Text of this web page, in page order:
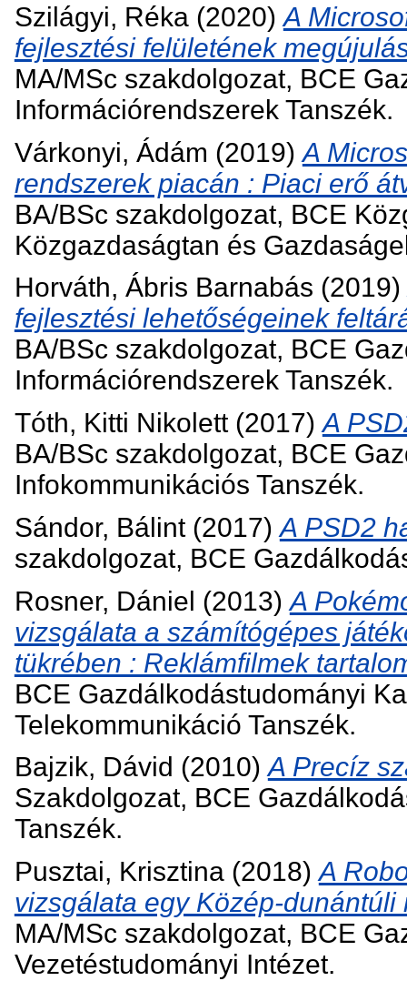
Szilágyi, Réka(2020)A
fejlesztési felületének
MA/MSc szakdolgozat, BCE
Információrendszerek Tanszék.
Várkonyi, Ádám (2019) A
rendszerek piacán : Piaci erő
BA/BSc szakdolgozat, BCE
Közgazdaságtan és
Horváth, Ábris Barnabás (2019)
fejlesztési lehetőségeinek
BA/BSc szakdolgozat, BCE
Információrendszerek Tanszék.
Tóth, Kitti Nikolett(2017)A
BA/BSc szakdolgozat, BCE
Infokommunikációs Tanszék.
Sándor, Bálint(2017)A PSD2
szakdolgozat, BCE
Rosner, Dániel (2013)A
vizsgálata a számítógépes
tükrében : Reklámfilmek
BCE Gazdálkodástudományi
Telekommunikáció Tanszék.
Bajzik, Dávid (2010)A Precíz
Szakdolgozat, BCE
Tanszék.
Pusztai, Krisztina(2018)A
vizsgálata egy Közép-
MA/MSc szakdolgozat, BCE
Vezetéstudományi Intézet.